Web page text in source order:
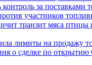
за поставками
участников
транзит мяса
лимиты на продажу
о сделке по открытию